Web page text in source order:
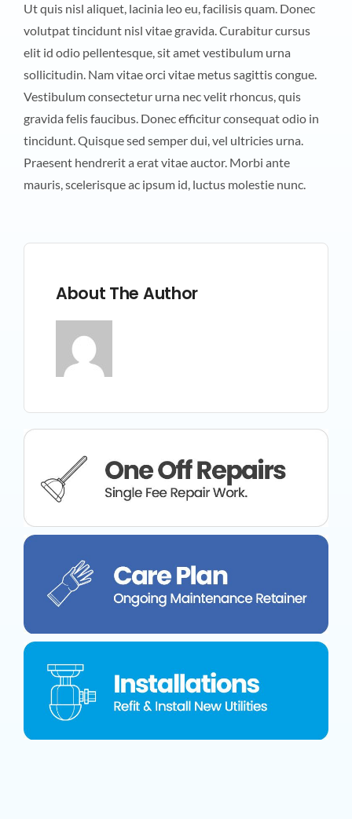
Ut quis nisl aliquet, lacinia leo eu, facilisis quam. Donec
volutpat tincidunt nisl vitae gravida. Curabitur cursus
elit id odio pellentesque, sit amet vestibulum urna
sollicitudin. Nam vitae orci vitae metus sagittis congue.
Vestibulum consectetur urna nec velit rhoncus, quis
gravida felis faucibus. Donec efficitur consequat odio in
tincidunt. Quisque sed semper dui, vel ultricies urna.
Praesent hendrerit a erat vitae auctor. Morbi ante
mauris, scelerisque ac ipsum id, luctus molestie nunc.
About The Author